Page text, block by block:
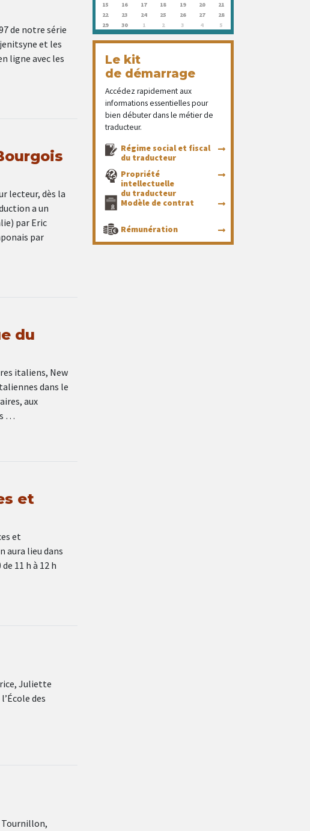
de notre série
et les
ligne avec les
lecteur, dès la
a un
par Eric
par
du
italiens, New
dans le
aux
…
et
et
aura lieu dans
11 h à 12 h
Juliette
des
Tournillon,
15
16 17 18 19 20
21
22
23 24 25 26 27
28
29
30 1 2 3 4 5
Le kit
de démarrage
Accédez rapidement aux
informations essentielles pour
bien débuter dans le métier de
traducteur.
Régime social et fiscal
du traducteur
Propriété
intellectuelle
du traducteur
Modèle de contrat
Rémunération